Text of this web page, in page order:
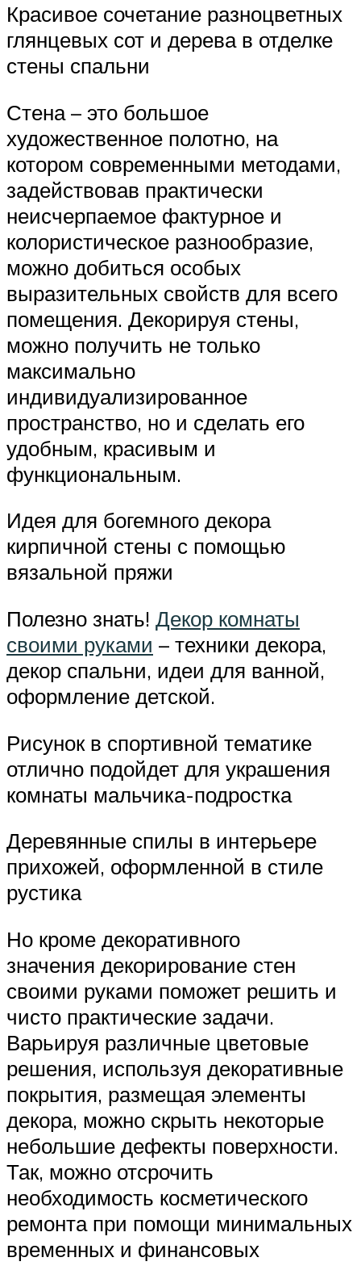
Красивое сочетание разноцветных
глянцевых сот и дерева в отделке
стены спальни
Стена – это большое
художественное полотно, на
котором современными методами,
задействовав практически
неисчерпаемое фактурное и
колористическое разнообразие,
можно добиться особых
выразительных свойств для всего
помещения. Декорируя стены,
можно получить не только
максимально
индивидуализированное
пространство, но и сделать его
удобным, красивым и
функциональным.
Идея для богемного декора
кирпичной стены с помощью
вязальной пряжи
Полезно знать! Декор комнаты
своими руками – техники декора,
декор спальни, идеи для ванной,
оформление детской.
Рисунок в спортивной тематике
отлично подойдет для украшения
комнаты мальчика-подростка
Деревянные спилы в интерьере
прихожей, оформленной в стиле
рустика
Но кроме декоративного
значения декорирование стен
своими руками поможет решить и
чисто практические задачи.
Варьируя различные цветовые
решения, используя декоративные
покрытия, размещая элементы
декора, можно скрыть некоторые
небольшие дефекты поверхности.
Так, можно отсрочить
необходимость косметического
ремонта при помощи минимальных
временных и финансовых